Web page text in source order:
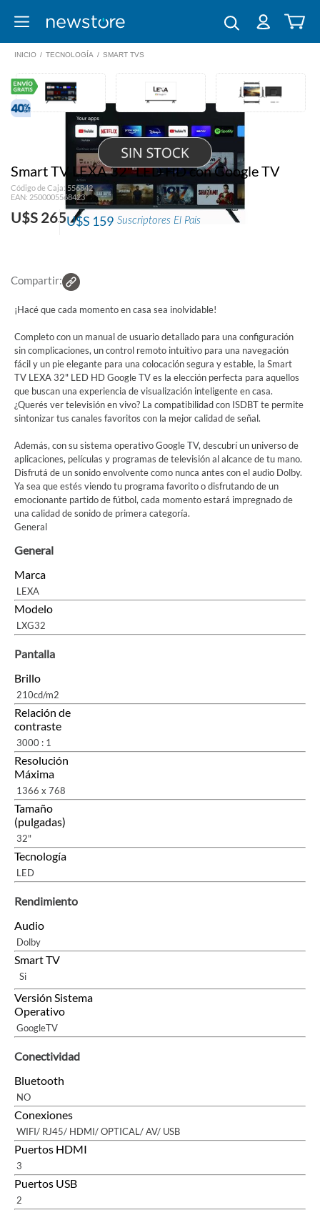
INICIO / TECNOLOGÍA / SMART TVS
Smart TV LEXA 32" LED HD con Google TV
Código de Caja: 556842
EAN: 2500005568423
U$S 265 Suscriptores El País
U$S 159
Compartir:
¡Hacé que cada momento en casa sea inolvidable!
Completo con un manual de usuario detallado para una configuración
sin complicaciones, un control remoto intuitivo para una navegación
fácil y un pie elegante para una colocación segura y estable, la Smart
TV LEXA 32" LED HD Google TV es la elección perfecta para aquellos
que buscan una experiencia de visualización inteligente en casa.
¿Querés ver televisión en vivo? La compatibilidad con ISDBT te permite
sintonizar tus canales favoritos con la mejor calidad de señal.
Además, con su sistema operativo Google TV, descubrí un universo de
aplicaciones, películas y programas de televisión al alcance de tu mano.
Disfrutá de un sonido envolvente como nunca antes con el audio Dolby.
Ya sea que estés viendo tu programa favorito o disfrutando de un
emocionante partido de fútbol, cada momento estará impregnado de
una calidad de sonido de primera categoría.
General
General
Marca
LEXA
Modelo
LXG32
Pantalla
Brillo
210cd/m2
Relación de
contraste
3000 : 1
Resolución
Máxima
1366 x 768
Tamaño
(pulgadas)
32"
Tecnología
LED
Rendimiento
Audio
Dolby
Smart TV
Si
Versión Sistema
Operativo
GoogleTV
Conectividad
Bluetooth
NO
Conexiones
WIFI/ RJ45/ HDMI/ OPTICAL/ AV/ USB
Puertos HDMI
3
Puertos USB
2